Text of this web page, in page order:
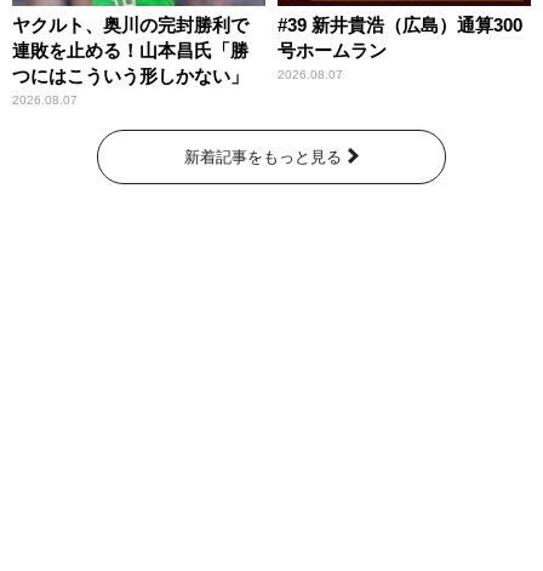
ヤクルト、奥川の完封勝利で
連敗を止める！山本昌氏「勝
つにはこういう形しかない」
2026.08.07
#39 新井貴浩（広島）通算300
号ホームラン
2026.08.07
新着記事をもっと見る